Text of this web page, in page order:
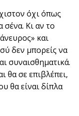
όχι όπως
σένα. Κι αν το
και
δεν μπορείς να
συναισθηματικά.
θα σε επιβλέπει,
θα είναι δίπλα